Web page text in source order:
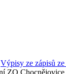
Výpisy ze zápisů
ZO Chocnějovice